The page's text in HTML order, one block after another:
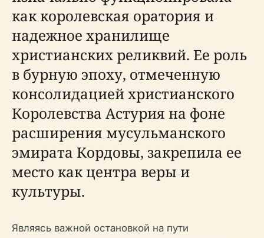
как королевская оратория и
надежное хранилище
христианских реликвий. Ее роль
в бурную эпоху, отмеченную
консолидацией христианского
Королевства Астурия на фоне
расширения мусульманского
эмирата Кордовы, закрепила ее
место как центра веры и
культуры.
Являясь важной остановкой на пути